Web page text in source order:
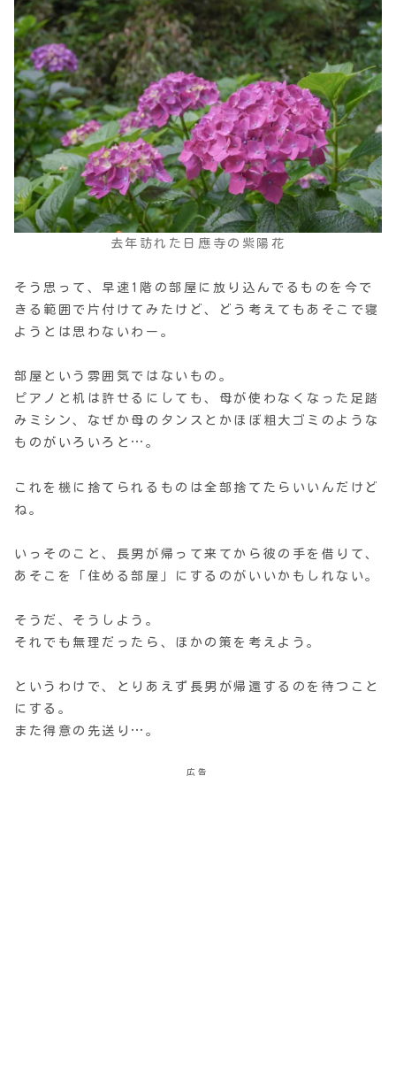
去年訪れた日應寺の紫陽花
そう思って、早速1階の部屋に放り込んでるものを今で
きる範囲で片付けてみたけど、どう考えてもあそこで寝
ようとは思わないわー。
部屋という雰囲気ではないもの。
ピアノと机は許せるにしても、母が使わなくなった足踏
みミシン、なぜか母のタンスとかほぼ粗大ゴミのような
ものがいろいろと…。
これを機に捨てられるものは全部捨てたらいいんだけど
ね。
いっそのこと、長男が帰って来てから彼の手を借りて、
あそこを「住める部屋」にするのがいいかもしれない。
そうだ、そうしよう。
それでも無理だったら、ほかの策を考えよう。
というわけで、とりあえず長男が帰還するのを待つこと
にする。
また得意の先送り…。
広告